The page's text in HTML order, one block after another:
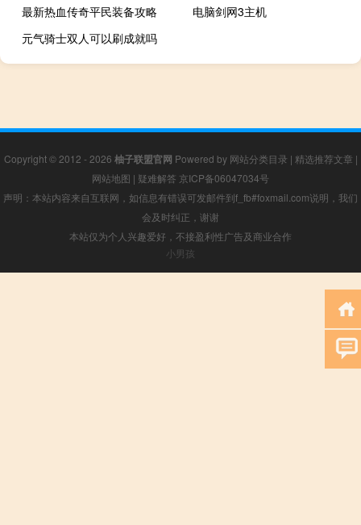
最新热血传奇平民装备攻略
电脑剑网3主机
元气骑士双人可以刷成就吗
Copyright © 2012 - 2026 柚子联盟官网 Powered by 网站分类目录 | 精选推荐文章 |
网站地图 | 疑难解答 京ICP备06047034号
声明：本站内容来自互联网，如信息有错误可发邮件到f_fb#foxmail.com说明，我们
会及时纠正，谢谢
本站仅为个人兴趣爱好，不接盈利性广告及商业合作
小男孩